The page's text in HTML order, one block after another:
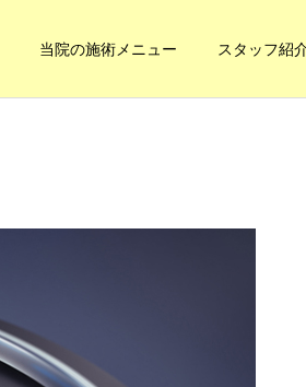
当院の施術メニュー スタッフ紹